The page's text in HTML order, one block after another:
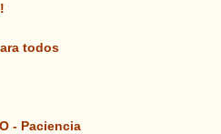
todos
- Paciencia